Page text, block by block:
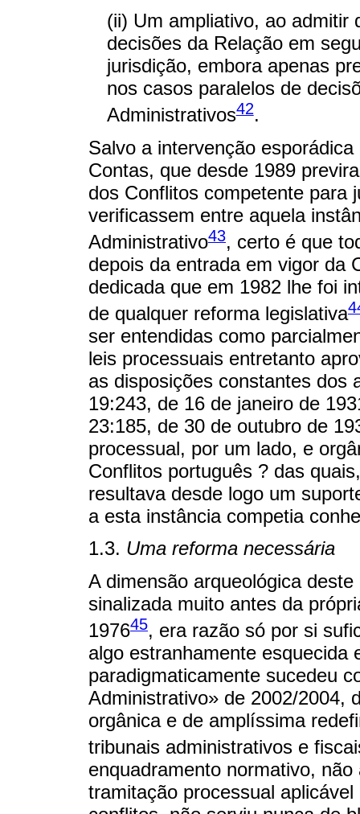
(ii) Um ampliativo, ao admitir
decisões da Relação em
jurisdição, embora apenas
nos casos paralelos de
Administrativos42.
Salvo a intervenção
Contas, que desde 1989
dos Conflitos competente para
verificassem entre aquela
Administrativo43, certo é que
depois da entrada em vigor da
dedicada que em 1982 lhe foi
de qualquer reforma legislativa
ser entendidas como
leis processuais entretanto
as disposições constantes dos
19:243, de 16 de janeiro de
23:185, de 30 de outubro de
processual, por um lado, e
Conflitos português ? das
resultava desde logo um
a esta instância competia
1.3. Uma reforma necessária
A dimensão arqueológica
sinalizada muito antes da
197645, era razão só por si
algo estranhamente esquecida
paradigmaticamente sucedeu
Administrativo» de 2002/2004,
orgânica e de amplíssima
tribunais administrativos e
enquadramento normativo,
tramitação processual